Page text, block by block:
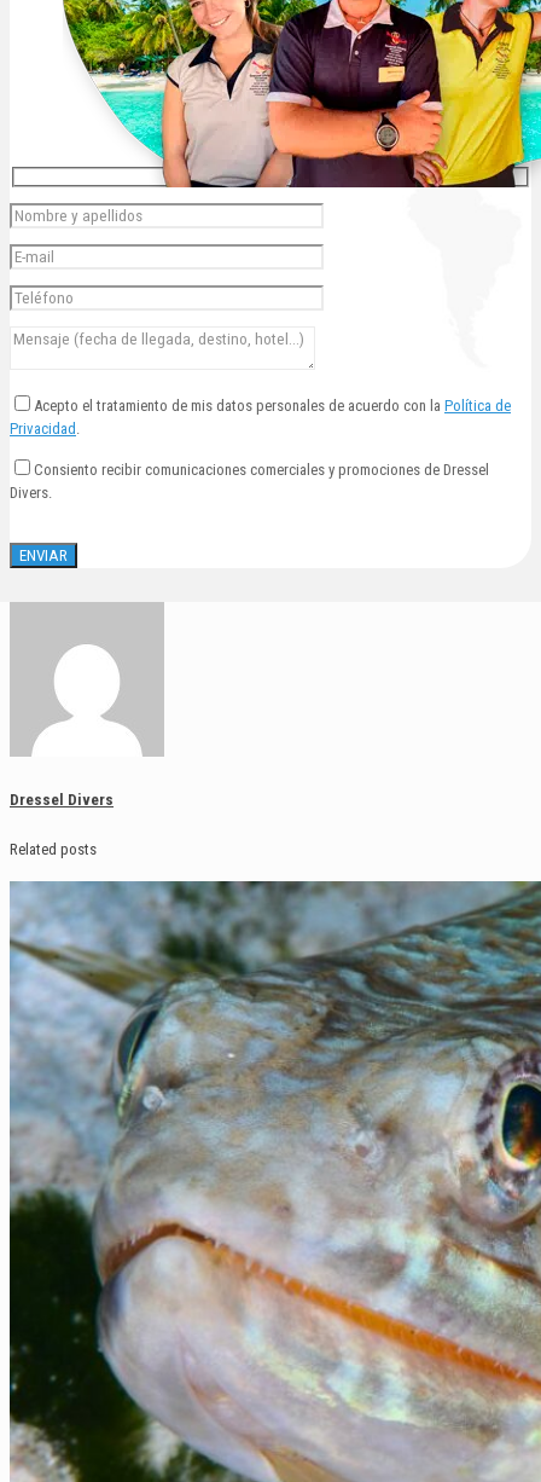
Acepto el tratamiento de mis datos personales de acuerdo con la Política de
Privacidad
Consiento recibir comunicaciones comerciales y promociones de Dressel
Divers.
Dressel Divers
Related posts